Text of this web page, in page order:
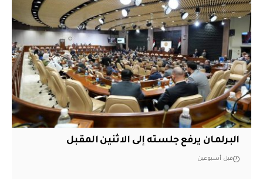
البرلمان يرفع جلسته إلى الاثنين المقبل
قبل أسبوعين